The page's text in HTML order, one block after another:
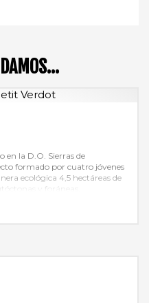
en la D.O. Sierras de
formado por cuatro jóvenes
ecológica 4,5 hectáreas de
y foráneas.